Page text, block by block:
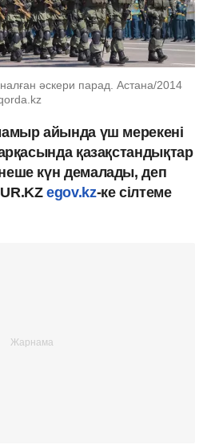
әскери парад. Астана/2014
айында үш мерекені
қазақстандықтар
күн демалады, деп
egov.kz-ке сілтеме